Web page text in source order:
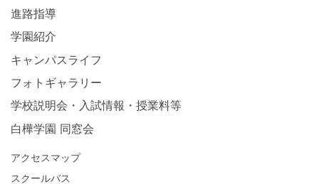
進路指導
学園紹介
キャンパスライフ
フォトギャラリー
学校説明会・入試情報・授業料等
白樺学園 同窓会
アクセスマップ
スクールバス